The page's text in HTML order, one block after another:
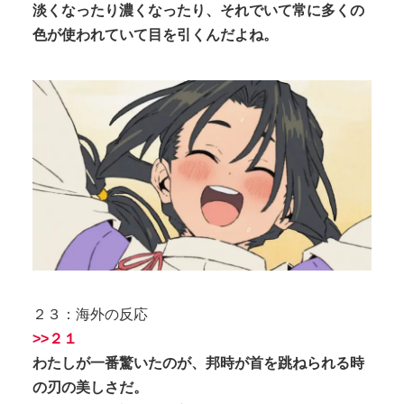
淡くなったり濃くなったり、それでいて常に多くの
色が使われていて目を引くんだよね。
２３：海外の反応
>>２１
わたしが一番驚いたのが、邦時が首を跳ねられる時
の刃の美しさだ。